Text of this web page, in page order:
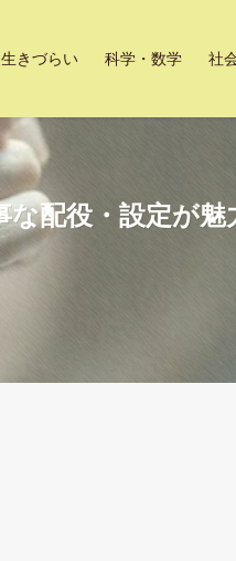
生きづらい 科学・数学 社
配役・設定が